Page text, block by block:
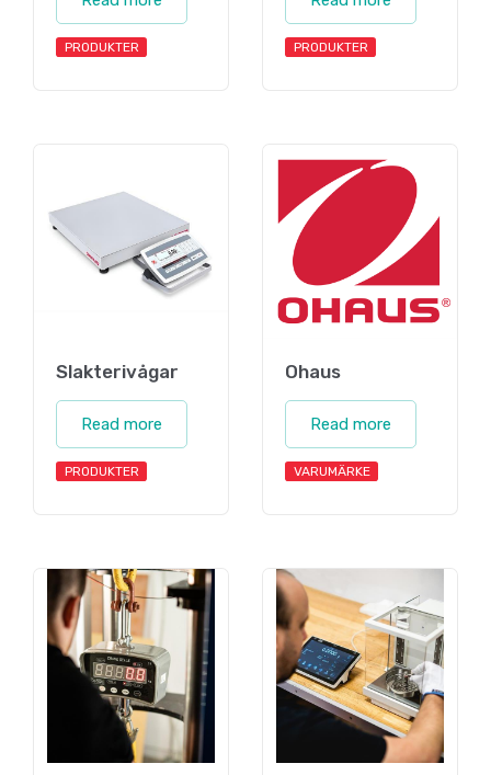
PRODUKTER PRODUKTER
Slakterivågar
Read more
PRODUKTER
Ohaus
Read more
VARUMÄRKE